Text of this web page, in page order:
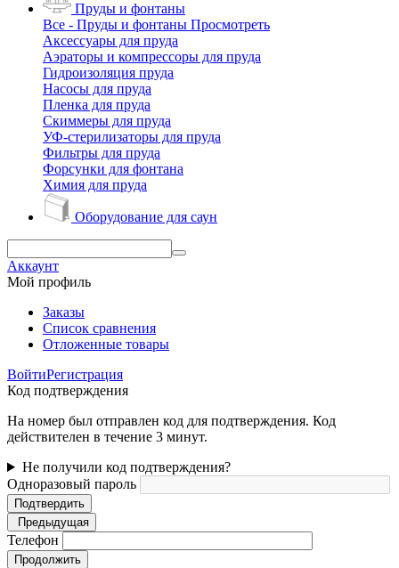
Пруды и фонтаны
Все - Пруды и фонтаны Просмотреть
Аксессуары для пруда
Аэраторы и компрессоры для пруда
Гидроизоляция пруда
Насосы для пруда
Пленка для пруда
Скиммеры для пруда
УФ-стерилизаторы для пруда
Фильтры для пруда
Форсунки для фонтана
Химия для пруда
Оборудование для саун
Аккаунт
Мой профиль
Заказы
Список сравнения
Отложенные товары
ВойтиРегистрация
Код подтверждения
На номер был отправлен код для подтверждения. Код
действителен в течение 3 минут.
Не получили код подтверждения?
Одноразовый пароль
Подтвердить
Предыдущая
Телефон
Продолжить